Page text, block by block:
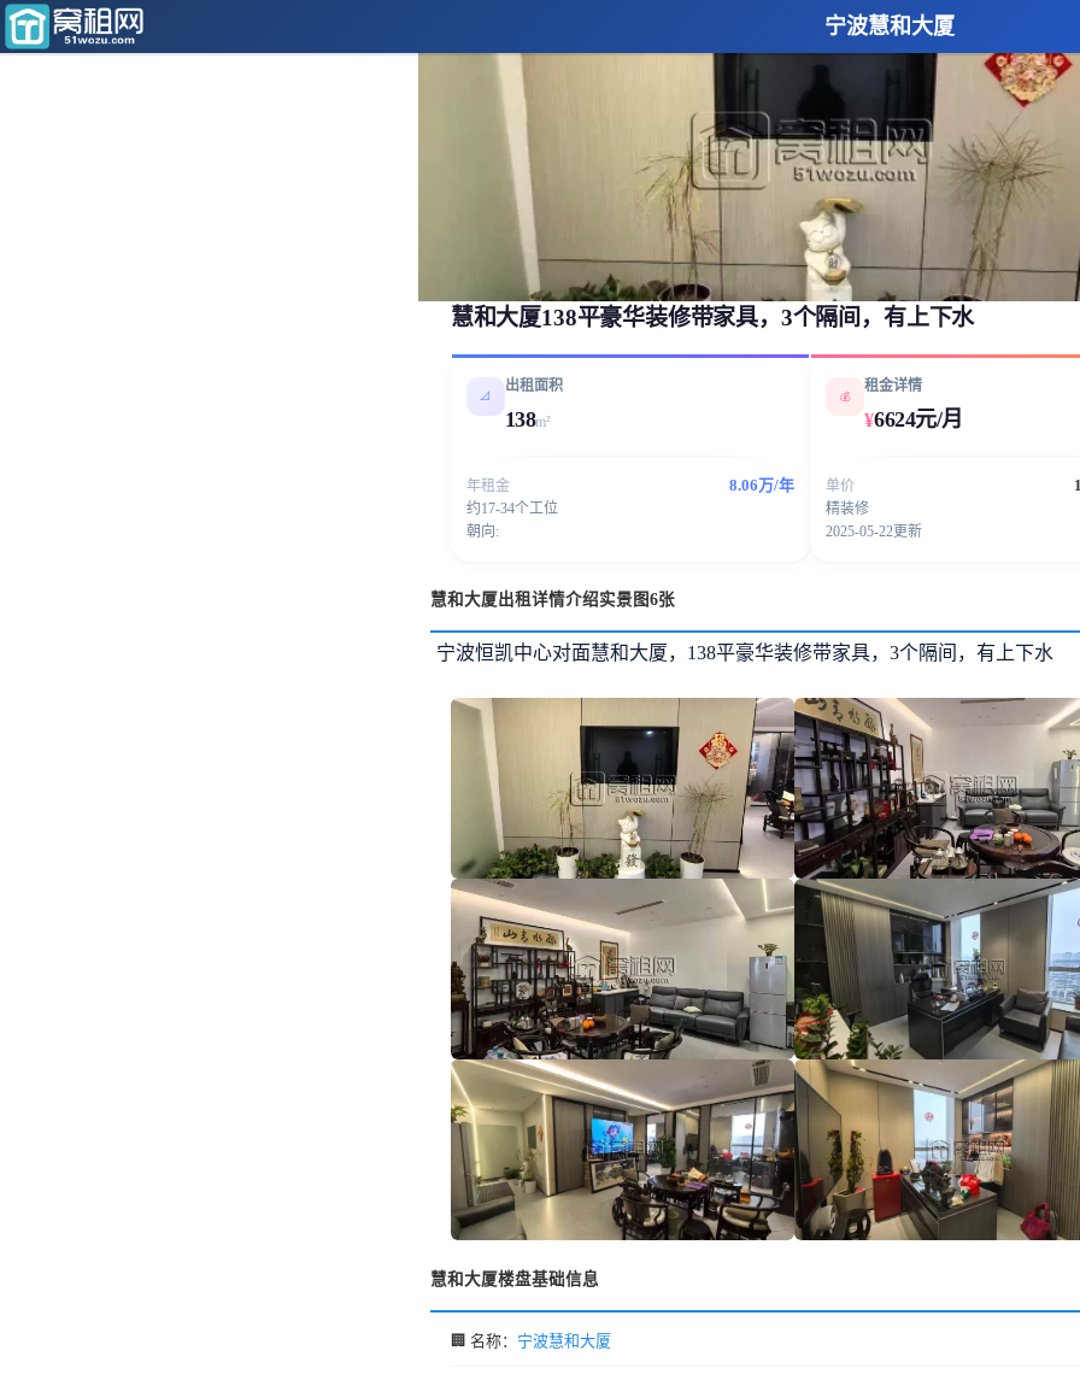
宁波慧和大厦
慧和大厦138平豪华装修带家具，3个隔间，有上下水
📐
出租面积
138m²
年租金 8.06万/年
约17-34个工位
朝向:
💰
租金详情
¥6624元/月
单价
精装修
2025-05-22更新
慧和大厦出租详情介绍实景图6张
宁波恒凯中心对面慧和大厦，138平豪华装修带家具，3个隔间，有上下水
慧和大厦楼盘基础信息
🏢 名称： 宁波慧和大厦